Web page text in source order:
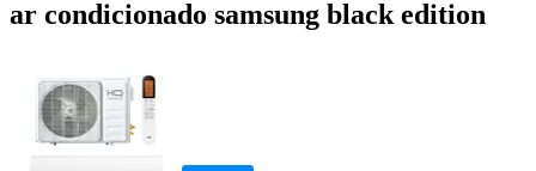
ar condicionado samsung black edition